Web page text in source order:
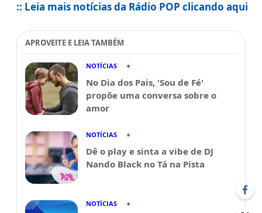
:: Leia mais notícias da Rádio POP clicando aqui
APROVEITE E LEIA TAMBÉM
NOTÍCIAS
No Dia dos Pais, 'Sou de Fé'
propõe uma conversa sobre o
amor
NOTÍCIAS
Dê o play e sinta a vibe de DJ
Nando Black no Tá na Pista
NOTÍCIAS